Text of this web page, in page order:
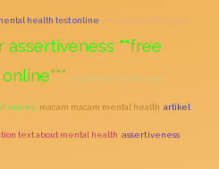
health test online mental health itu apa
""free
tes mental health unair
money macam macam mental health artikel
text about mental health assertiveness